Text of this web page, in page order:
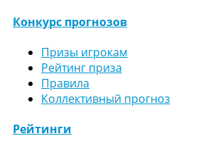
Конкурс прогнозов
Призы игрокам
Рейтинг приза
Правила
Коллективный прогноз
Рейтинги